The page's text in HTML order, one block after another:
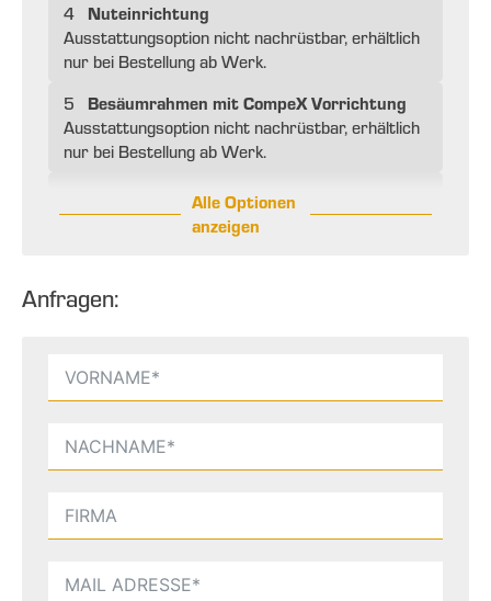
4
Nuteinrichtung
Ausstattungsoption nicht nachrüstbar, erhältlich
nur bei Bestellung ab Werk.
5
Besäumrahmen mit CompeX Vorrichtung
Ausstattungsoption nicht nachrüstbar, erhältlich
nur bei Bestellung ab Werk.
Alle Optionen
anzeigen
Anfragen: